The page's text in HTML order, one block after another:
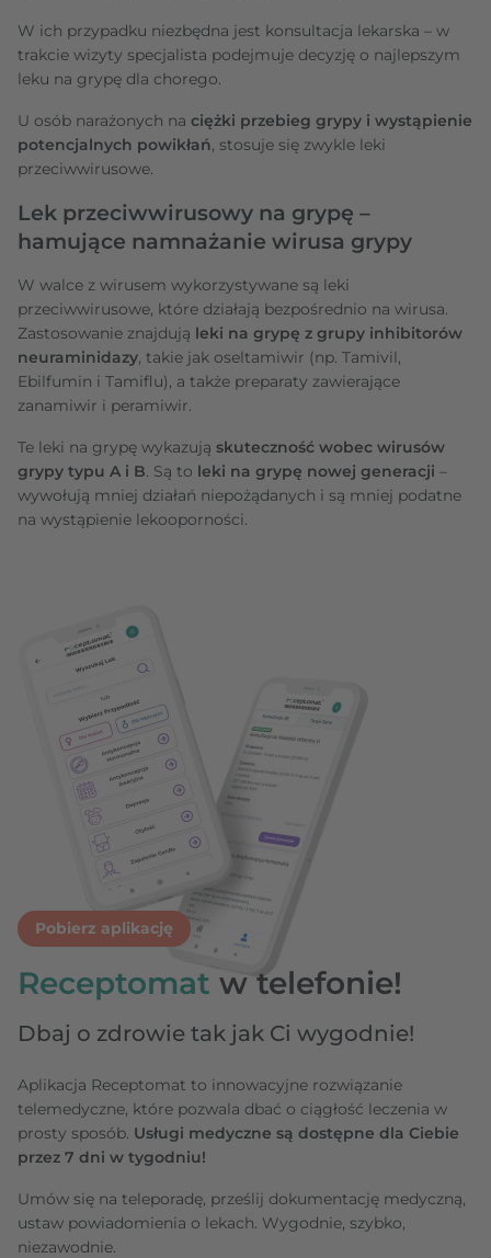
W ich przypadku niezbędna jest konsultacja lekarska – w
trakcie wizyty specjalista podejmuje decyzję o najlepszym
leku na grypę dla chorego.
U osób narażonych na ciężki przebieg grypy i wystąpienie
potencjalnych powikłań, stosuje się zwykle leki
przeciwwirusowe.
Lek przeciwwirusowy na grypę –
hamujące namnażanie wirusa grypy
W walce z wirusem wykorzystywane są leki
przeciwwirusowe, które działają bezpośrednio na wirusa.
Zastosowanie znajdują leki na grypę z grupy inhibitorów
neuraminidazy, takie jak oseltamiwir (np. Tamivil,
Ebilfumin i Tamiflu), a także preparaty zawierające
zanamiwir i peramiwir.
Te leki na grypę wykazują skuteczność wobec wirusów
grypy typu A i B. Są to leki na grypę nowej generacji –
wywołują mniej działań niepożądanych i są mniej podatne
na wystąpienie lekooporności.
Pobierz aplikację
Receptomat w telefonie!
Dbaj o zdrowie tak jak Ci wygodnie!
Aplikacja Receptomat to innowacyjne rozwiązanie
telemedyczne, które pozwala dbać o ciągłość leczenia w
prosty sposób. Usługi medyczne są dostępne dla Ciebie
przez 7 dni w tygodniu!
Umów się na teleporadę, prześlij dokumentację medyczną,
ustaw powiadomienia o lekach. Wygodnie, szybko,
niezawodnie.